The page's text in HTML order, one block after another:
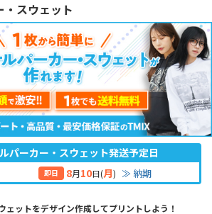
・スウェット
パーカー・スウェット発送予定日
即日 8月10日(月) ≫ 納期
ェットをデザイン作成してプリントしよう！